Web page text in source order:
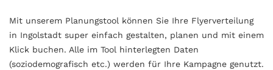
Mit unserem Planungstool können Sie Ihre Flyerverteilung
in Ingolstadt super einfach gestalten, planen und mit einem
Klick buchen. Alle im Tool hinterlegten Daten
(soziodemografisch etc.) werden für Ihre Kampagne genutzt.